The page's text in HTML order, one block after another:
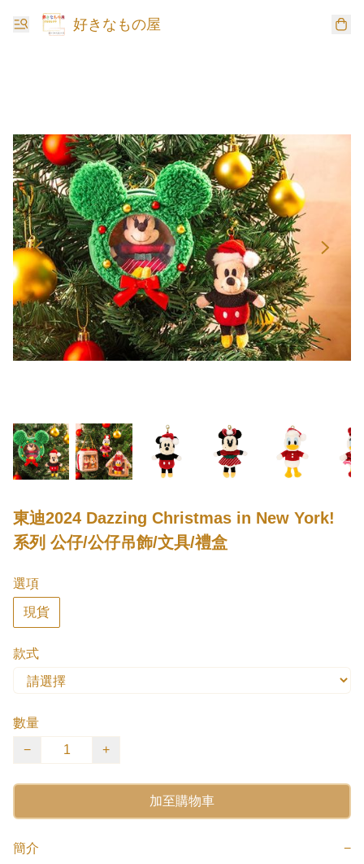
好きなもの屋
東迪2024 Dazzing Christmas in New York!
系列 公仔/公仔吊飾/文具/禮盒
選項
現貨
款式
數量
−
+
加至購物車
簡介 −